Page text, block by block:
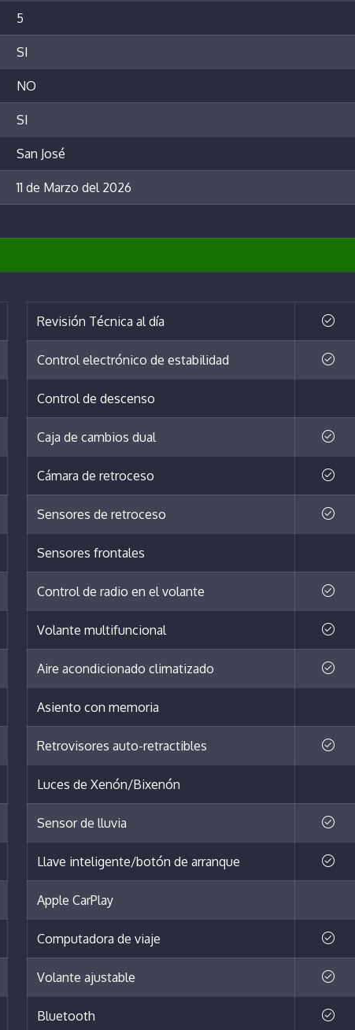
5
SI
NO
SI
San José
11 de Marzo del 2026
Revisión Técnica al día
Control electrónico de estabilidad
Control de descenso
Caja de cambios dual
Cámara de retroceso
Sensores de retroceso
Sensores frontales
Control de radio en el volante
Volante multifuncional
Aire acondicionado climatizado
Asiento con memoria
Retrovisores auto-retractibles
Luces de Xenón/Bixenón
Sensor de lluvia
Llave inteligente/botón de arranque
Apple CarPlay
Computadora de viaje
Volante ajustable
Bluetooth